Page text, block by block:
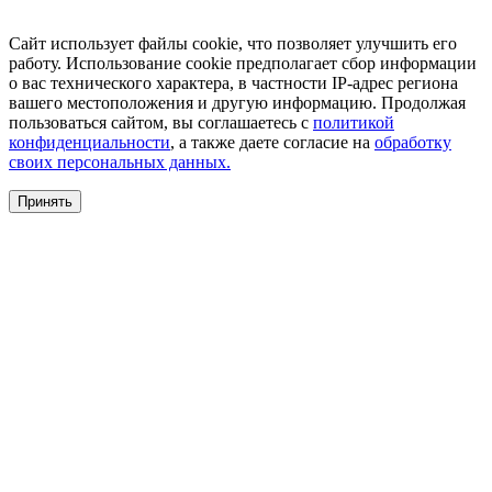
Сайт использует файлы cookie, что позволяет улучшить его
работу. Использование cookie предполагает сбор информации
о вас технического характера, в частности IP-адрес региона
вашего местоположения и другую информацию. Продолжая
пользоваться сайтом, вы соглашаетесь с политикой
конфиденциальности, а также даете согласие на обработку
своих персональных данных.
Принять